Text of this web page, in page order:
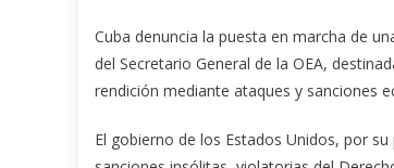
Cuba denuncia la puesta en marcha de
del Secretario General de la OEA,
rendición mediante ataques y sanciones
El gobierno de los Estados Unidos, por